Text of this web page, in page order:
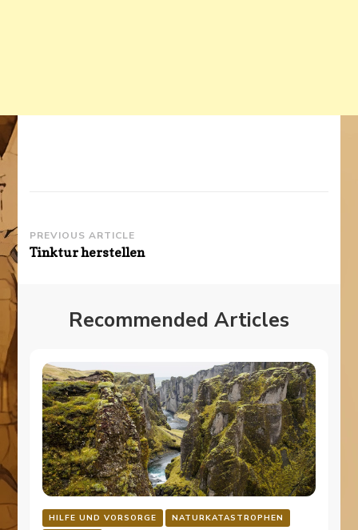
Post
Navigation
PREVIOUS ARTICLE
Tinktur herstellen
Recommended Articles
HILFE UND VORSORGE
NATURKATASTROPHEN